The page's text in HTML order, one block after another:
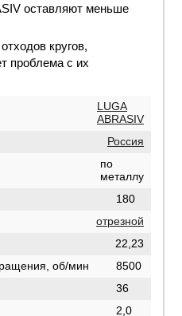
оставляют меньше
кругов,
проблема с их
LUGA
ABRASIV
Россия
по
металлу
180
отрезной
22,23
об/мин
8500
36
2,0